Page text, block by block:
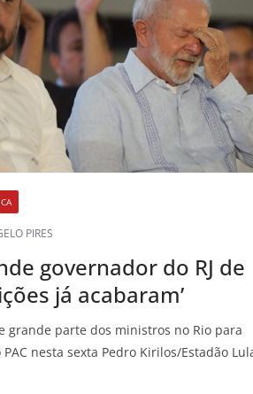
PIRES
governador do RJ de
já acabaram’
grande parte dos ministros no Rio para
nesta sexta Pedro Kirilos/Estadão